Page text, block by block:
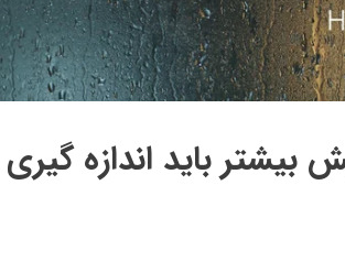
باید اندازه گیری